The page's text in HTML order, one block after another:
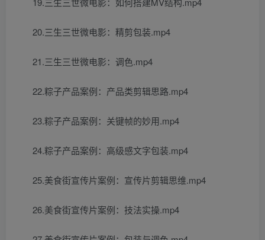
20.三生三世微电影：精剪包装.mp4
21.三生三世微电影：调色.mp4
22.粽子产品案例：产品类剪辑思路.mp4
23.粽子产品案例：关键帧的妙用.mp4
24.粽子产品案例：高级感文字包装.mp4
25.美食街宣传片案例：宣传片剪辑思维.mp4
26.美食街宣传片案例：技法实操.mp4